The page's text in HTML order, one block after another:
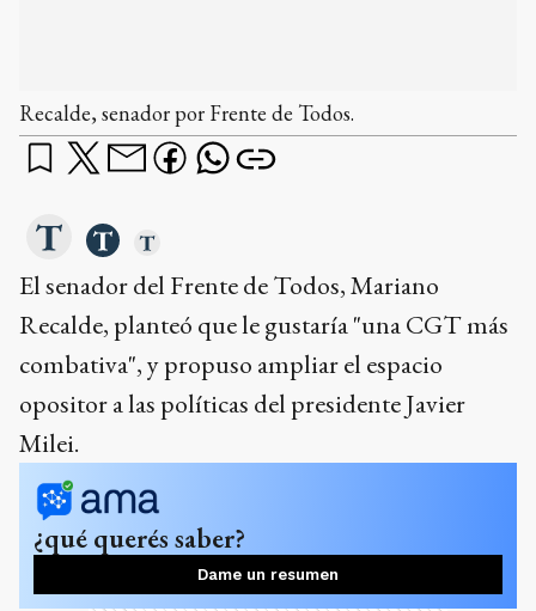
El senador del Frente de Todos, Mariano
Recalde, planteó que le gustaría "una CGT más
opositor a las políticas del presidente Javier
Milei.
¿qué querés saber?
Dame un resumen